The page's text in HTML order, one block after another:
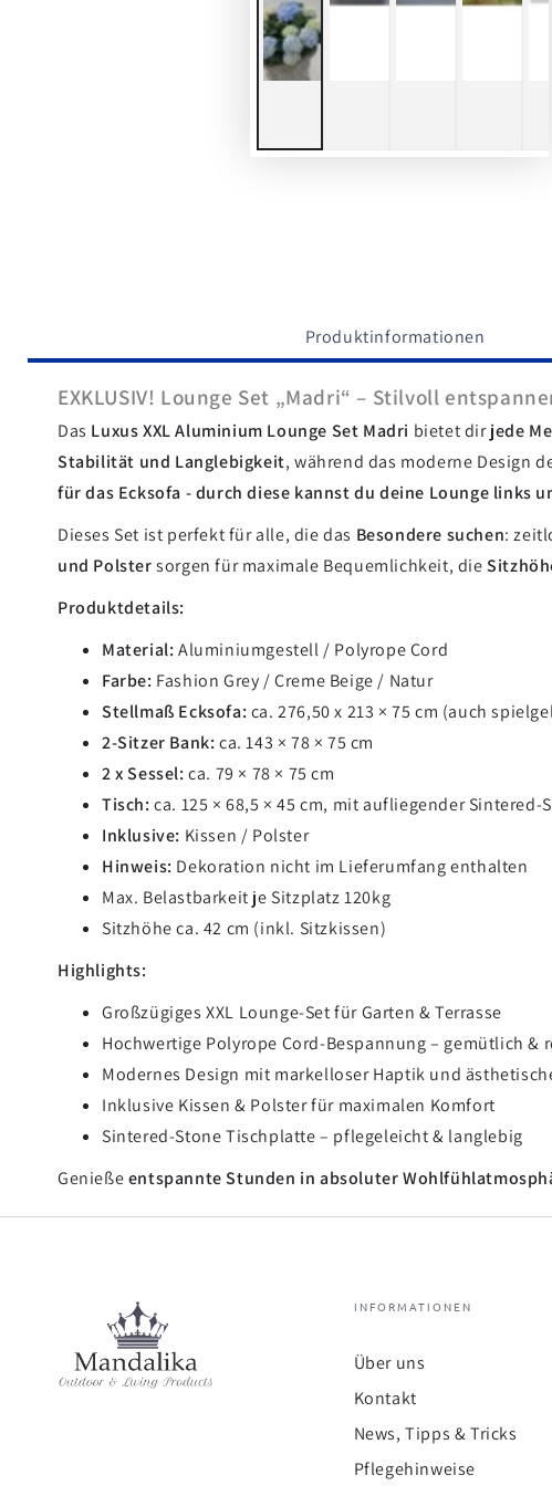
Produktinformationen
EXKLUSIV! Lounge Set „Madri“ – Stilvoll
Das Luxus XXL Aluminium Lounge Set Madri bietet dirjede
Stabilität und Langlebigkeit, während das moderne Design
für das Ecksofa - durch diese kannst du deine Lounge links
Dieses Set ist perfekt für alle, die das Besondere suchen:
und Polstersorgen für maximale Bequemlichkeit, die
Produktdetails:
Material: Aluminiumgestell / Polyrope Cord
Farbe: Fashion Grey / Creme Beige / Natur
Stellmaß Ecksofa: ca. 276,50 x 213 × 75 cm (auch
2-Sitzer Bank: ca. 143 × 78 × 75 cm
2 x Sessel: ca. 79 × 78 × 75 cm
Tisch: ca. 125 × 68,5 × 45 cm, mit aufliegender
Inklusive: Kissen / Polster
Hinweis: Dekoration nicht im Lieferumfang enthalten
Max. Belastbarkeit je Sitzplatz120kg
Sitzhöhe ca. 42 cm (inkl. Sitzkissen)
Highlights:
Großzügiges XXL Lounge-Set für Garten & Terrasse
Hochwertige Polyrope Cord-Bespannung – gemütlich &
Modernes Design mit markelloser Haptik und
Inklusive Kissen & Polster für maximalen Komfort
Sintered-Stone Tischplatte – pflegeleicht & langlebig
Genießeentspannte Stunden in absoluter
INFORMATIONEN
Über uns
Kontakt
News, Tipps & Tricks
Pflegehinweise